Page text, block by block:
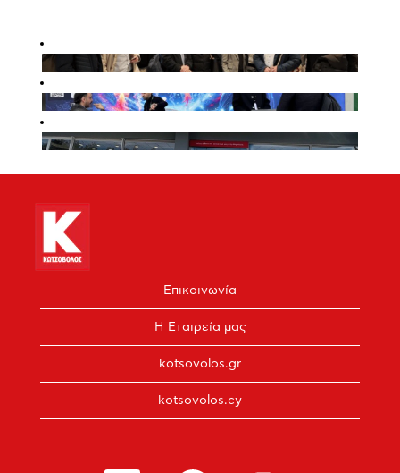
Επικοινωνία
Η Εταιρεία μας
kotsovolos.gr
kotsovolos.cy